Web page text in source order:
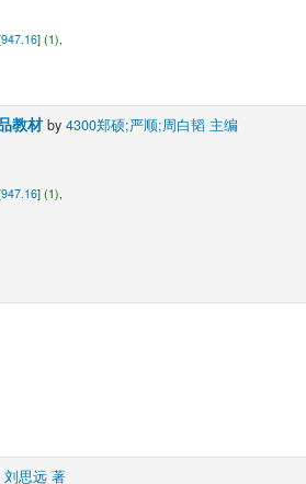
947.16] (1),
教材by 4300郑硕;严顺;周白韬 主编
947.16] (1),
刘思远 著